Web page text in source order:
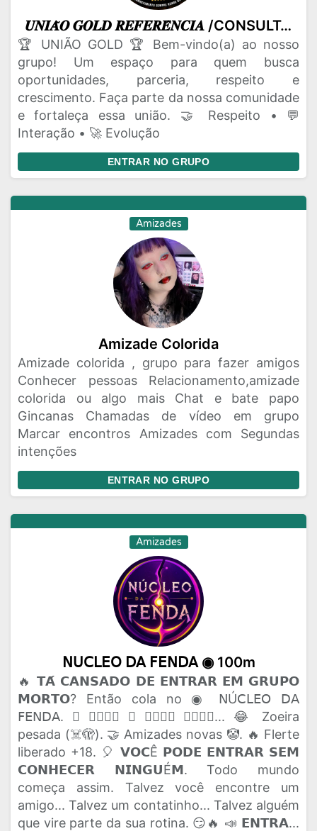
𝑼𝑵𝑰𝑨̃𝑶 𝑮𝑶𝑳𝑫 𝑹𝑬𝑭𝑬𝑹𝑬̂𝑵𝑪𝑰𝑨 /CONSULTÁVEIS NF👑
🏆 UNIÃO GOLD 🏆 Bem-vindo(a) ao nosso
grupo! Um espaço para quem busca
oportunidades, parceria, respeito e
crescimento. Faça parte da nossa comunidade
e fortaleça essa união. 🤝 Respeito • 💬
Interação • 🚀 Evolução
ENTRAR NO GRUPO
Amizades
Amizade Colorida
Amizade colorida , grupo para fazer amigos
Conhecer pessoas Relacionamento,amizade
colorida ou algo mais Chat e bate papo
Gincanas Chamadas de vídeo em grupo
Marcar encontros Amizades com Segundas
intenções
ENTRAR NO GRUPO
Amizades
𝖭𝖴𝖢𝖫𝖤𝖮 𝖣𝖠 𝖥𝖤𝖭𝖣𝖠 ◉ 100m
🔥 𝗧𝗔́ 𝗖𝗔𝗡𝗦𝗔𝗗𝗢 𝗗𝗘 𝗘𝗡𝗧𝗥𝗔𝗥 𝗘𝗠 𝗚𝗥𝗨𝗣𝗢
𝗠𝗢𝗥𝗧𝗢? Então cola no ◉ 𝖭Ú𝖢𝖫𝖤𝖮 𝖣𝖠
𝖥𝖤𝖭𝖣𝖠. 🫟 𝗔𝗤𝗨𝗜 𝗢 𝗣𝗔𝗣𝗢 𝗙𝗟𝗨𝗜... 😂 Zoeira
pesada (☠️🫣). 🤝 Amizades novas 🤡. 🔥 Flerte
liberado +18. 🎈 𝗩𝗢𝗖Ê 𝗣𝗢𝗗𝗘 𝗘𝗡𝗧𝗥𝗔𝗥 𝗦𝗘𝗠
𝗖𝗢𝗡𝗛𝗘𝗖𝗘𝗥 𝗡𝗜𝗡𝗚𝗨É𝗠. Todo mundo
começa assim. Talvez você encontre um
amigo... Talvez um contatinho... Talvez alguém
que vire parte da sua rotina. 😏🔥 📣 𝗘𝗡𝗧𝗥𝗔...